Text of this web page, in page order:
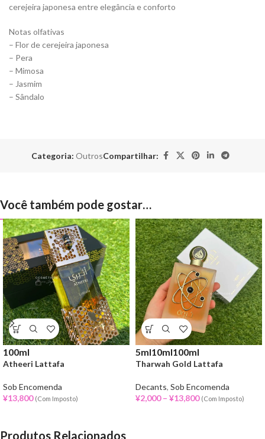
cerejeira japonesa entre elegância e conforto
Notas olfativas
– Flor de cerejeira japonesa
– Pera
– Mimosa
– Jasmim
– Sândalo
Categoria: OutrosCompartilhar:
Você também pode gostar…
100ml
Atheeri Lattafa
Sob Encomenda
¥13,800 (Com Imposto)
5ml10ml100ml
Tharwah Gold Lattafa
Decants, Sob Encomenda
¥2,000 – ¥13,800 (Com Imposto)
Produtos Relacionados